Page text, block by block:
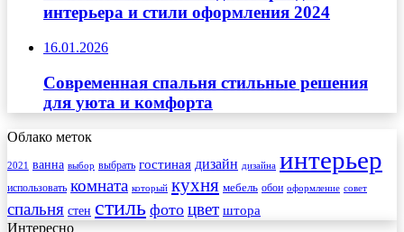
интерьера и стили оформления 2024
16.01.2026
Современная спальня стильные решения
для уюта и комфорта
Облако меток
2021 ванна выбор выбрать гостиная дизайн дизайна интерьер
использовать комната который кухня мебель обои оформление совет
спальня стен стиль фото цвет штора
Интересно